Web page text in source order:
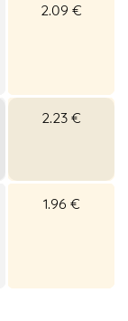
2.09 €
2.23 €
1.96 €